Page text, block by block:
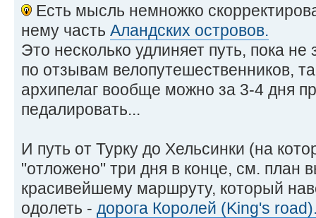
Есть мысль немножко
нему часть Аландских островов.
Это несколько удлиняет путь, пока
по отзывам велопутешественников,
архипелаг вообще можно за 3-4 дня
педалировать...
И путь от Турку до Хельсинки (на
"отложено" три дня в конце, см. план
красивейшему маршруту, который
одолеть - дорога Королей (King's